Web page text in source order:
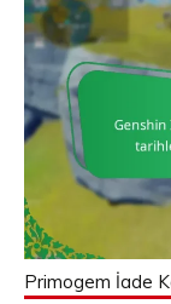
Primogem İade